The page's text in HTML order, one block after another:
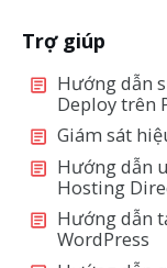
Trợ giúp
Hướng dẫn
Deploy trên
Giám sát
Hướng dẫn
Hosting
Hướng dẫn
WordPress